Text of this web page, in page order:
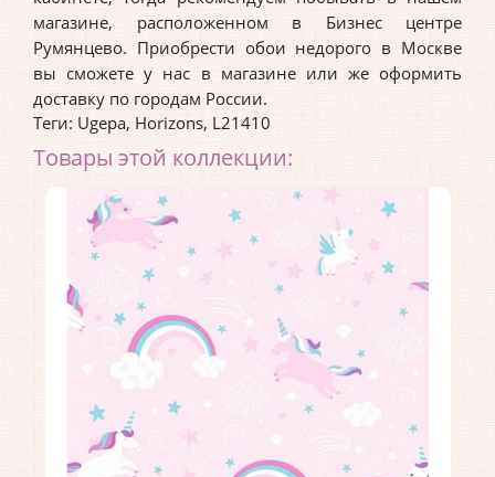
магазине, расположенном в Бизнес центре
Румянцево. Приобрести обои недорого в Москве
вы сможете у нас в магазине или же оформить
доставку по городам России.
Теги: Ugepa, Horizons, L21410
Товары этой коллекции: